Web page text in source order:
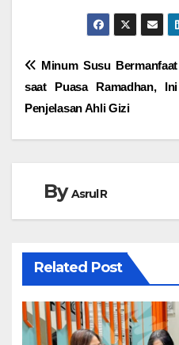
Navigasi
pos
Minum Susu Bermanfaat
saat Puasa Ramadhan, Ini
Penjelasan Ahli Gizi
ByAsrul R
Related Post